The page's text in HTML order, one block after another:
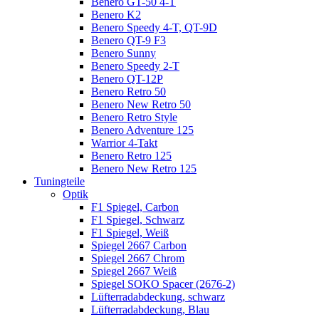
Benero K2
Benero Speedy 4-T, QT-9D
Benero QT-9 F3
Benero Sunny
Benero Speedy 2-T
Benero QT-12P
Benero Retro 50
Benero New Retro 50
Benero Retro Style
Benero Adventure 125
Warrior 4-Takt
Benero Retro 125
Benero New Retro 125
Tuningteile
Optik
F1 Spiegel, Carbon
F1 Spiegel, Schwarz
F1 Spiegel, Weiß
Spiegel 2667 Carbon
Spiegel 2667 Chrom
Spiegel 2667 Weiß
Spiegel SOKO Spacer (2676-2)
Lüfterradabdeckung, schwarz
Lüfterradabdeckung, Blau